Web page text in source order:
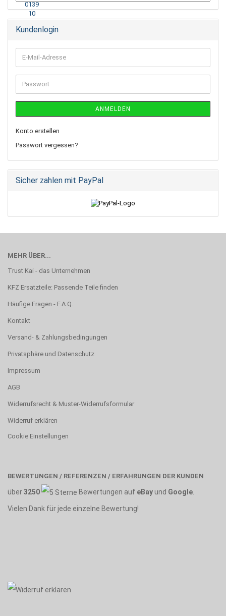
Kundenlogin
ANMELDEN
Konto erstellen
Passwort vergessen?
Sicher zahlen mit PayPal
MEHR ÜBER...
Trust Kai - das Unternehmen
KFZ Ersatzteile: Passende Teile finden
Häufige Fragen - F.A.Q.
Kontakt
Versand- & Zahlungsbedingungen
Privatsphäre und Datenschutz
Impressum
AGB
Widerrufsrecht & Muster-Widerrufsformular
Widerruf erklären
Cookie Einstellungen
BEWERTUNGEN / REFERENZEN / ERFAHRUNGEN DER KUNDEN
über3250 Bewertungen auf eBayund Google
Vielen Dank für jede einzelne Bewertung!